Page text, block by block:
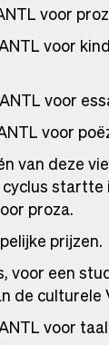
voor
voor
voor
voor
van deze
startte
proza.
prijzen.
voor een
de culturele
voor